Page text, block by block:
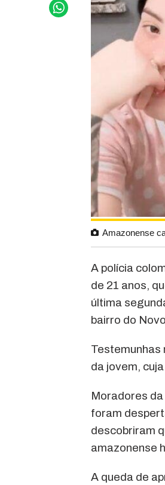
Amazonense
A polícia
de 21 anos,
última
bairro do
Testemunhas
da jovem,
Moradores
foram
descobriram
amazonense
A queda de